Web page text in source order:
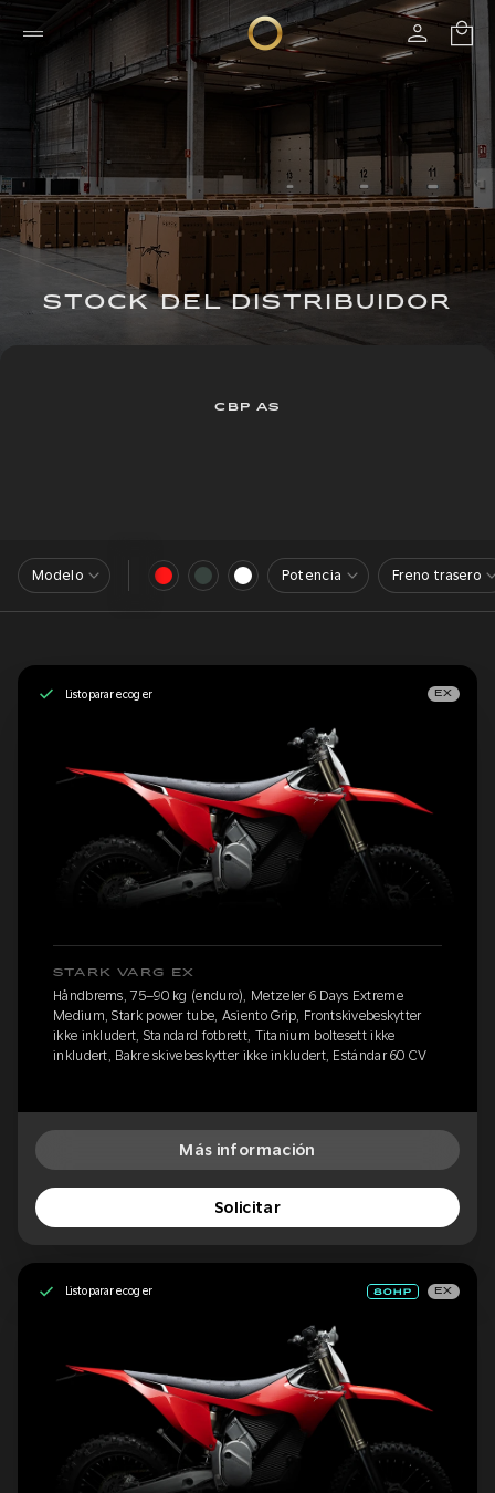
STOCK DEL DISTRIBUIDOR
CBP AS
Modelo Potencia Freno trasero
Listo para recoger EX
STARK VARG EX
Håndbrems, 75–90 kg (enduro), Metzeler 6 Days Extreme
Medium, Stark power tube, Asiento Grip, Frontskivebeskytter
ikke inkludert, Standard fotbrett, Titanium boltesett ikke
inkludert, Bakre skivebeskytter ikke inkludert, Estándar 60 CV
Más información
Solicitar
Listo para recoger EX